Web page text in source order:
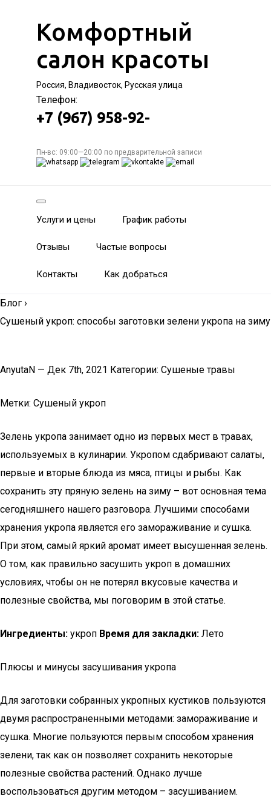
Комфортный
салон красоты
Россия, Владивосток, Русская улица
Телефон:
+7 (967) 958-92-
Пн-вс: 09:00—20:00 по предварительной записи
Услуги и цены График работы
Отзывы Частые вопросы
Контакты Как добраться
Блог ›
Сушеный укроп: способы заготовки зелени укропа на зиму
AnyutaN — Дек 7th, 2021 Категории: Сушеные травы
Метки: Сушеный укроп
Зелень укропа занимает одно из первых мест в травах,
используемых в кулинарии. Укропом сдабривают салаты,
первые и вторые блюда из мяса, птицы и рыбы. Как
сохранить эту пряную зелень на зиму – вот основная тема
сегодняшнего нашего разговора. Лучшими способами
хранения укропа является его замораживание и сушка.
При этом, самый яркий аромат имеет высушенная зелень.
О том, как правильно засушить укроп в домашних
условиях, чтобы он не потерял вкусовые качества и
полезные свойства, мы поговорим в этой статье.
Ингредиенты: укроп Время для закладки: Лето
Плюсы и минусы засушивания укропа
Для заготовки собранных укропных кустиков пользуются
двумя распространенными методами: замораживание и
сушка. Многие пользуются первым способом хранения
зелени, так как он позволяет сохранить некоторые
полезные свойства растений. Однако лучше
воспользоваться другим методом – засушиванием.